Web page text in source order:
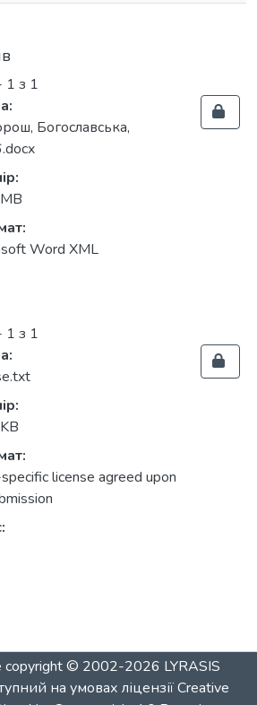
1 з 1
Богославська,
Word XML
1 з 1
license agreed upon
copyright © 2002-2026 LYRASIS
на умовах ліцензіїCreative